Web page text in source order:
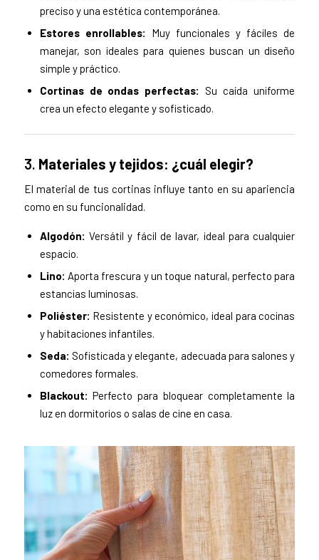
preciso y una estética contemporánea.
Estores enrollables: Muy funcionales y fáciles de
manejar, son ideales para quienes buscan un diseño
simple y práctico.
Cortinas de ondas perfectas:
Su caída uniforme
crea un efecto elegante y sofisticado.
3. Materiales y tejidos: ¿cuál elegir?
El material de tus cortinas influye tanto en su apariencia
como en su funcionalidad.
Algodón: Versátil y fácil de lavar, ideal para cualquier
espacio.
Lino: Aporta frescura y un toque natural, perfecto para
estancias luminosas.
Poliéster: Resistente y económico, ideal para cocinas
y habitaciones infantiles.
Seda: Sofisticada y elegante, adecuada para salones y
comedores formales.
Blackout: Perfecto para bloquear completamente la
luz en dormitorios o salas de cine en casa.